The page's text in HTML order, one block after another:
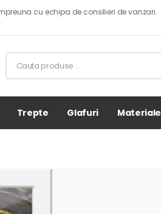
cu echipa de consilieri de vanzari.
Trepte Glafuri Materiale